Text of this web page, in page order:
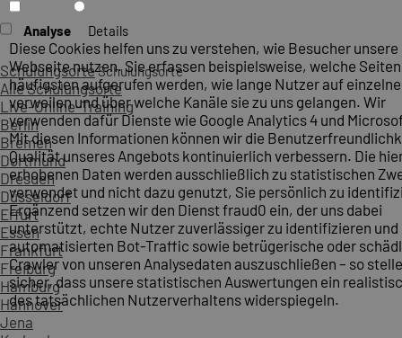
SchulungsorteSchulungsorte
Alle Schulungsorte
Live-Online-Training
Berlin
Bremen
Dortmund
Dresden
Düsseldorf
Erfurt
Essen
Frankfurt
Freiburg
Hamburg
Hannover
Jena
Analyse Details
Diese Cookies helfen uns zu verstehen, wie Besucher unsere
Webseite nutzen. Sie erfassen beispielsweise, welche
häufigsten aufgerufen werden, wie lange Nutzer auf
verweilen und über welche Kanäle sie zu uns gelangen. Wir
verwenden dafür Dienste wie Google Analytics 4 und
Mit diesen Informationen können wir die
Qualität unseres Angebots kontinuierlich verbessern. Die
erhobenen Daten werden ausschließlich zu statistischen
verwendet und nicht dazu genutzt, Sie persönlich zu
Ergänzend setzen wir den Dienst fraud0 ein, der uns dabei
unterstützt, echte Nutzer zuverlässiger zu identifizieren und
automatisierten Bot-Traffic sowie betrügerische oder
Crawler von unseren Analysedaten auszuschließen – so
sicher, dass unsere statistischen Auswertungen ein
des tatsächlichen Nutzerverhaltens widerspiegeln.